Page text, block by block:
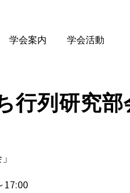
学会案内 学会活動
行列研究
17:00